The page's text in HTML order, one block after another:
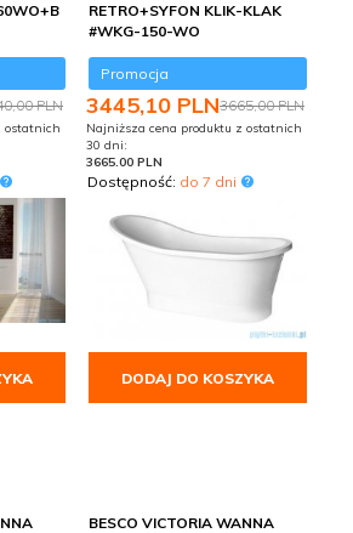
PLN
ostatnich
RETRO+SYFON KLIK-KLAK
#WKG-150-WO
Promocja
3445,10 PLN3665,00 PLN
Najniższa cena produktu z ostatnich
30 dni:
3665.00 PLN
Dostępność: do 7 dni
DODAJ DO KOSZYKA
BESCO VICTORIA WANNA